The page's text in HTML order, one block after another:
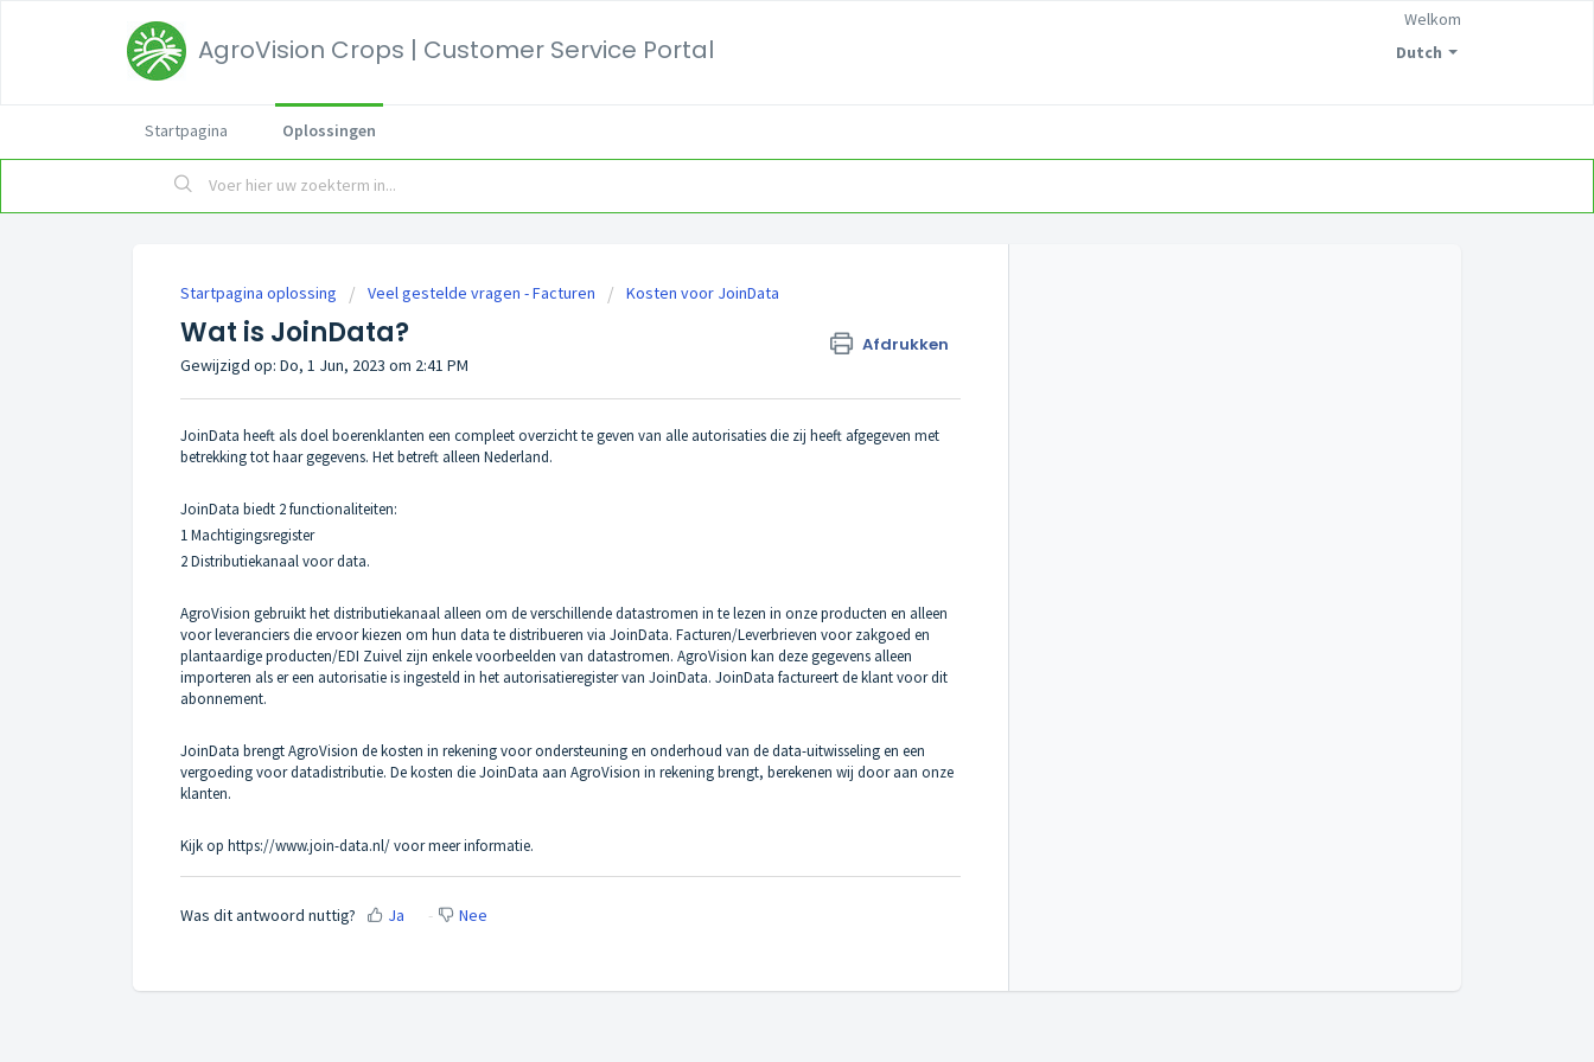
AgroVision Crops | Customer Service Portal Dutch
Welkom
Startpagina Oplossingen
Startpagina oplossing Veel gestelde vragen - Facturen Kosten voor JoinData
Wat is JoinData? Afdrukken
Gewijzigd op: Do, 1 Jun, 2023 om 2:41 PM
JoinData heeft als doel boerenklanten een compleet overzicht te geven van alle autorisaties die zij heeft afgegeven met
betrekking tot haar gegevens. Het betreft alleen Nederland.
JoinData biedt 2 functionaliteiten:
1 Machtigingsregister
2 Distributiekanaal voor data.
AgroVision gebruikt het distributiekanaal alleen om de verschillende datastromen in te lezen in onze producten en alleen
voor leveranciers die ervoor kiezen om hun data te distribueren via JoinData. Facturen/Leverbrieven voor zakgoed en
plantaardige producten/EDI Zuivel zijn enkele voorbeelden van datastromen. AgroVision kan deze gegevens alleen
importeren als er een autorisatie is ingesteld in het autorisatieregister van JoinData. JoinData factureert de klant voor dit
abonnement.
JoinData brengt AgroVision de kosten in rekening voor ondersteuning en onderhoud van de data-uitwisseling en een
vergoeding voor datadistributie. De kosten die JoinData aan AgroVision in rekening brengt, berekenen wij door aan onze
klanten.
Kijk op https://www.join-data.nl/voor meer informatie.
Was dit antwoord nuttig? Ja Nee